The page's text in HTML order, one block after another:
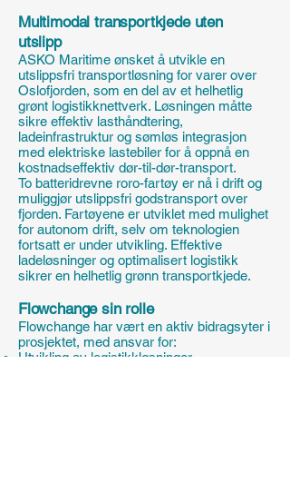
Multimodal transportkjede uten
utslipp
ASKO Maritime ønsket å utvikle en
utslippsfri transportløsning for varer over
Oslofjorden, som en del av et helhetlig
grønt logistikknettverk. Løsningen måtte
sikre effektiv lasthåndtering,
ladeinfrastruktur og sømløs integrasjon
med elektriske lastebiler for å oppnå en
kostnadseffektiv dør-til-dør-transport.
To batteridrevne roro-fartøy er nå i drift og
muliggjør utslippsfri godstransport over
fjorden. Fartøyene er utviklet med mulighet
for autonom drift, selv om teknologien
fortsatt er under utvikling. Effektive
ladeløsninger og optimalisert logistikk
sikrer en helhetlig grønn transportkjede.
Flowchange sin rolle
Flowchange har vært en aktiv bidragsyter i
prosjektet, med ansvar for:
Utvikling av logistikkløsninger